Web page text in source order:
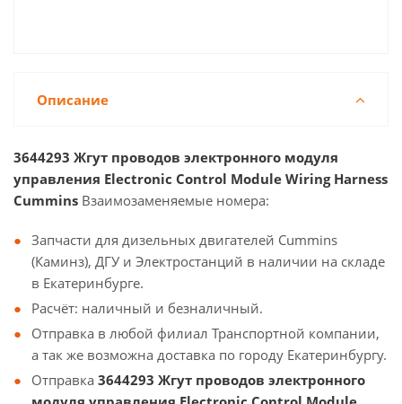
Описание
3644293 Жгут проводов электронного модуля
управления Electronic Control Module Wiring Harness
Cummins Взаимозаменяемые номера:
Запчасти для дизельных двигателей Cummins
(Каминз), ДГУ и Электростанций в наличии на складе
в Екатеринбурге.
Расчёт: наличный и безналичный.
Отправка в любой филиал Транспортной компании,
а так же возможна доставка по городу Екатеринбургу.
Отправка 3644293 Жгут проводов электронного